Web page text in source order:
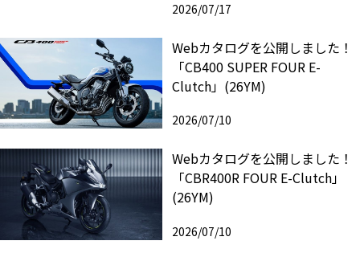
2026/07/17
Webカタログを公開しました！
「CB400 SUPER FOUR E-
Clutch」(26YM)
2026/07/10
Webカタログを公開しました！
「CBR400R FOUR E-Clutch」
(26YM)
2026/07/10